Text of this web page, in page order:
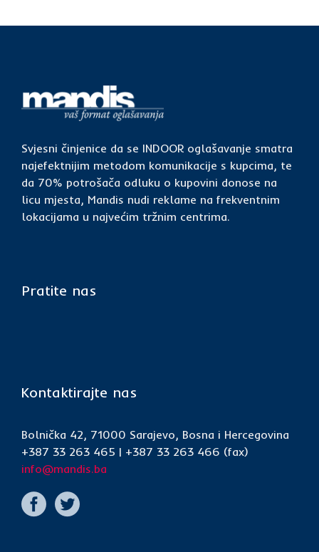
Svjesni činjenice da se INDOOR oglašavanje smatra
najefektnijim metodom komunikacije s kupcima, te
da 70% potrošača odluku o kupovini donose na
licu mjesta, Mandis nudi reklame na frekventnim
lokacijama u najvećim tržnim centrima.
Pratite nas
Kontaktirajte nas
Bolnička 42, 71000 Sarajevo, Bosna i Hercegovina
+387 33 263 465 | +387 33 263 466 (fax)
info@mandis.ba